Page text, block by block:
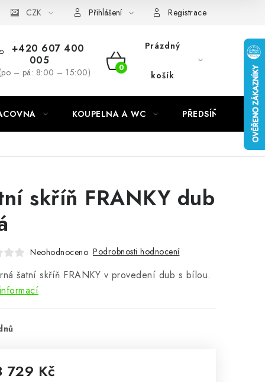
CZK Přihlášení Registrace
+420 607 400
005
– pá: 8:00 – 15:00)
NÁKUPNÍ
Prázdný
košík
KOUPELNA A WC PŘEDSÍŇ
skříň FRANKY dub
Neohodnoceno Podrobnosti hodnocení
šatní skříň FRANKY v provedení dub s bílou.
729 Kč